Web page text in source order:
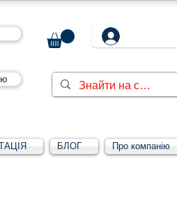
БЛОГ Про компанію